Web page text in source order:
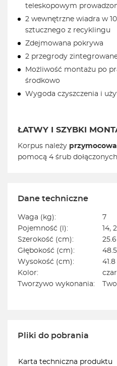
teleskopowym
2 wewnętrzne wiadra w
sztucznego z recyklingu
Zdejmowana pokrywa
2 przegrody
Możliwość montażu po
środkowo
Wygoda czyszczenia i
ŁATWY I SZYBKI
Korpus należy
pomocą 4 śrub
Dane techniczne
Waga (kg):
7
Pojemność (l):
14,
Szerokość (cm):
25.6
Głębokość (cm):
48.5
Wysokość (cm):
41.8
Kolor:
Tworzywo wykonania:
Pliki do pobrania
Karta techniczna produktu